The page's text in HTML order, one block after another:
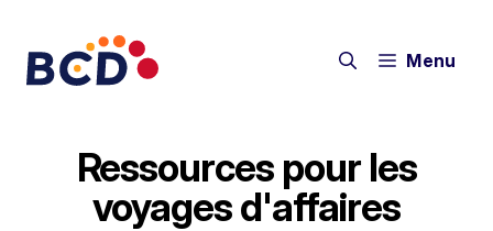
contenu
Menu
Ressources pour les
voyages d'affaires